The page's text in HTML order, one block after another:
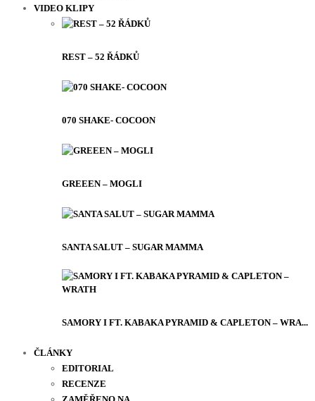
VIDEO KLIPY
REST – 52 ŘÁDKŮ
070 SHAKE- COCOON
GREEEN – MOGLI
SANTA SALUT – SUGAR MAMMA
SAMORY I FT. KABAKA PYRAMID & CAPLETON – WRA...
ČLÁNKY
EDITORIAL
RECENZE